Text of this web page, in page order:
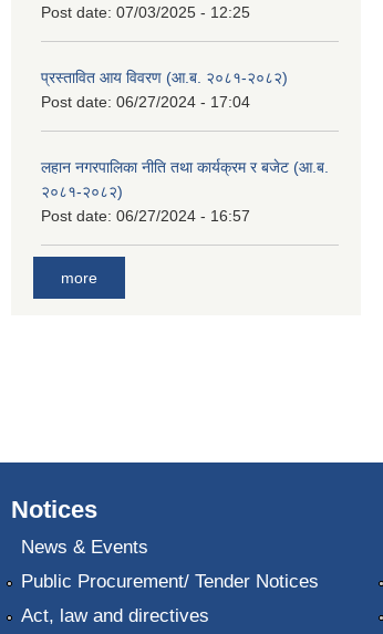
Post date: 07/03/2025 - 12:25
प्रस्तावित आय विवरण (आ.ब. २०८१-२०८२)
Post date: 06/27/2024 - 17:04
लहान नगरपालिका नीति तथा कार्यक्रम र बजेट (आ.ब.
२०८१-२०८२)
Post date: 06/27/2024 - 16:57
more
Notices
News & Events
Public Procurement/ Tender Notices
Act, law and directives